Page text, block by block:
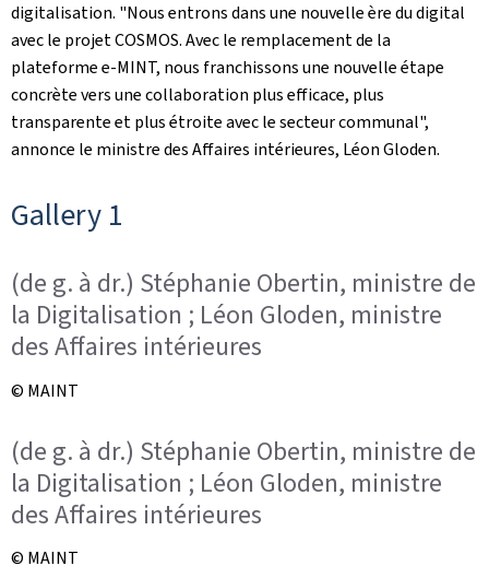
digitalisation. "Nous entrons dans une nouvelle ère du digital
avec le projet COSMOS. Avec le remplacement de la
plateforme e-MINT, nous franchissons une nouvelle étape
concrète vers une collaboration plus efficace, plus
transparente et plus étroite avec le secteur communal",
annonce le ministre des Affaires intérieures, Léon Gloden.
Gallery 1
(de g. à dr.) Stéphanie Obertin, ministre de
la Digitalisation ; Léon Gloden, ministre
des Affaires intérieures
© MAINT
(de g. à dr.) Stéphanie Obertin, ministre de
la Digitalisation ; Léon Gloden, ministre
des Affaires intérieures
© MAINT